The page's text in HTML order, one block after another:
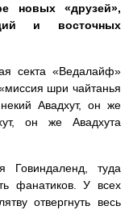
новых «друзей»,
и восточных
секта «Ведалайф»
шри чайтанья
Авадхут, он же
он же Авадхута
Говиндаленд, туда
фанатиков. У всех
отвергнуть весь